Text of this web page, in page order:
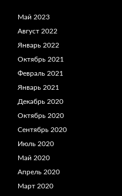
Май 2023
Август 2022
Январь 2022
Октябрь 2021
Февраль 2021
Январь 2021
Декабрь 2020
Октябрь 2020
Сентябрь 2020
Июль 2020
Май 2020
Апрель 2020
Март 2020